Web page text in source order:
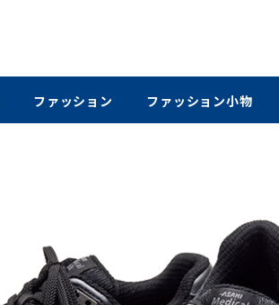
ファッション ファッション小物